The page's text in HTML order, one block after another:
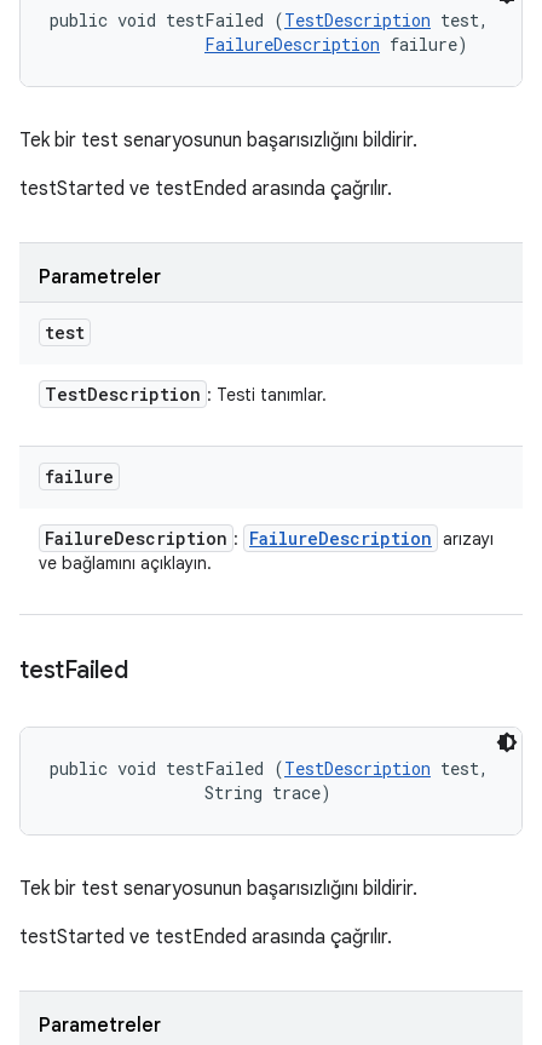
public void testFailed (TestDescription test,
FailureDescription failure)
Tek bir test senaryosunun başarısızlığını bildirir.
testStarted ve testEnded arasında çağrılır.
Parametreler
test
TestDescription : Testi tanımlar.
failure
FailureDescription : FailureDescription arızayı
ve bağlamını açıklayın.
testFailed
public void testFailed (TestDescription test,
                String trace)
Tek bir test senaryosunun başarısızlığını bildirir.
testStarted ve testEnded arasında çağrılır.
Parametreler